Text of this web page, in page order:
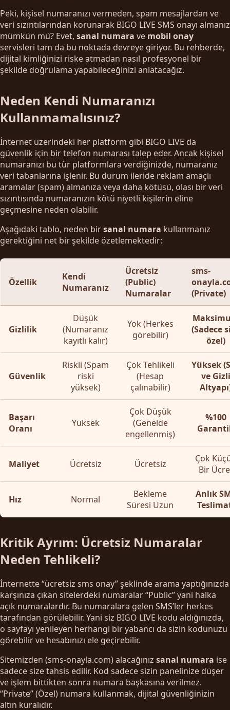
Peki, kişisel numaranızı vermeden, spam mesajlardan ve
veri sızıntılarından korunarak BIGO LIVE SMS onayı almanız
mümkün mü? Evet, sanal numara ve mobil onay
servisleri tam da bu noktada devreye giriyor. Bu rehberde,
dijital kimliğinizi riske atmadan nasıl profesyonel bir
şekilde doğrulama yapabileceğinizi anlatacağız.
Neden Kendi Numaranızı
Kullanmamalısınız?
İnternet üzerindeki her platform gibi BIGO LIVE da
güvenlik için bir telefon numarası talep eder. Ancak kişisel
numaranızı bu tür platformlara verdiğinizde, numaranız
veri tabanlarına işlenir. Bu durum ileride reklam amaçlı
aramalar (spam) almanıza veya daha kötüsü, olası bir veri
sızıntısında numaranızın kötü niyetli kişilerin eline
geçmesine neden olabilir.
Aşağıdaki tablo, neden birsanal numara kullanmanız
gerektiğini net bir şekilde özetlemektedir:
Özellik
Kendi
Numaranız
Ücretsiz
(Public)
Numaralar
sms-
(Private)
Gizlilik
Düşük
(Numaranız
kayıtlı kalır)
Yok (Herkes
görebilir)
(Sadece
özel)
Güvenlik
Riskli (Spam
riski
yüksek)
Çok Tehlikeli
(Hesap
çalınabilir)
Yüksek
ve Gizli
Başarı
Oranı
Yüksek
Çok Düşük
(Genelde
engellenmiş)
%100
Maliyet Ücretsiz Ücretsiz
Çok
Bir
Hız Normal
Bekleme
Süresi Uzun
Anlık
Kritik Ayrım: Ücretsiz Numaralar
Neden Tehlikeli?
İnternette “ücretsiz sms onay” şeklinde arama yaptığınızda
karşınıza çıkan sitelerdeki numaralar “Public” yani halka
açık numaralardır. Bu numaralara gelen SMS’ler herkes
tarafından görülebilir. Yani siz BIGO LIVE kodu aldığınızda,
o sayfayı yenileyen herhangi bir yabancı da sizin kodunuzu
görebilir ve hesabınızı ele geçirebilir.
Sitemizden (sms-onayla.com) alacağınız sanal numara ise
sadece size tahsis edilir. Kod sadece sizin panelinize düşer
ve işlem bittikten sonra numara başkasına verilmez.
“Private” (Özel) numara kullanmak, dijital güvenliğinizin
altın kuralıdır.